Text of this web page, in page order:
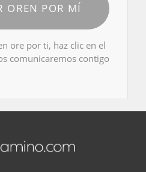
OREN POR MÍ
ore por ti, haz clic en el
comunicaremos contigo